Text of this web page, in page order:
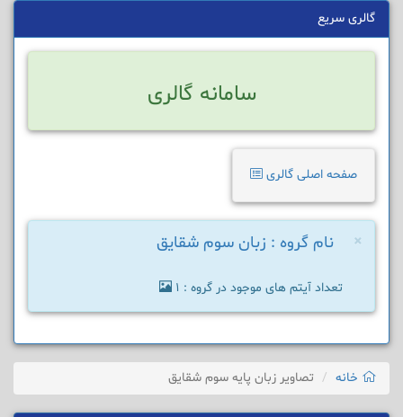
گالری سریع
سامانه گالری
صفحه اصلی گالری
× نام گروه : زبان سوم شقایق
تعداد آیتم های موجود در گروه : 1
خانه تصاویر زبان پایه سوم شقایق